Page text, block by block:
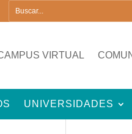
VIRTUAL
UNIVERSIDADES